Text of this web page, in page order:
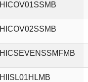
HICOV01SSMB
HICOV02SSMB
HICSEVENSSMFMB
HIISL01HLMB